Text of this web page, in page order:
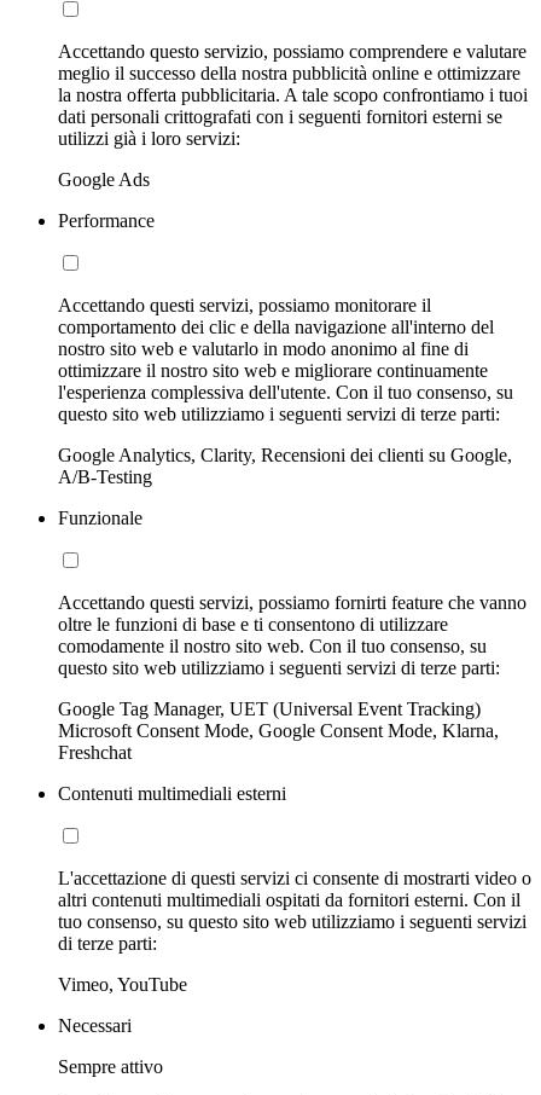
Accettando questo servizio, possiamo comprendere e valutare
meglio il successo della nostra pubblicità online e ottimizzare
la nostra offerta pubblicitaria. A tale scopo confrontiamo i tuoi
dati personali crittografati con i seguenti fornitori esterni se
utilizzi già i loro servizi:
Google Ads
Performance
Accettando questi servizi, possiamo monitorare il
comportamento dei clic e della navigazione all'interno del
nostro sito web e valutarlo in modo anonimo al fine di
ottimizzare il nostro sito web e migliorare continuamente
l'esperienza complessiva dell'utente. Con il tuo consenso, su
questo sito web utilizziamo i seguenti servizi di terze parti:
Google Analytics, Clarity, Recensioni dei clienti su Google,
A/B-Testing
Funzionale
Accettando questi servizi, possiamo fornirti feature che vanno
oltre le funzioni di base e ti consentono di utilizzare
comodamente il nostro sito web. Con il tuo consenso, su
questo sito web utilizziamo i seguenti servizi di terze parti:
Google Tag Manager, UET (Universal Event Tracking)
Microsoft Consent Mode, Google Consent Mode, Klarna,
Freshchat
Contenuti multimediali esterni
L'accettazione di questi servizi ci consente di mostrarti video o
altri contenuti multimediali ospitati da fornitori esterni. Con il
tuo consenso, su questo sito web utilizziamo i seguenti servizi
di terze parti:
Vimeo, YouTube
Necessari
Sempre attivo